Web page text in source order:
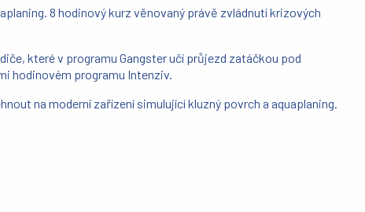
8 hodinový kurz věnovaný právě zvládnutí krizových
které v programu Gangster učí průjezd zatáčkou pod
hodinovém programu Intenziv.
na moderní zařízení simulující kluzný povrch a aquaplaning.